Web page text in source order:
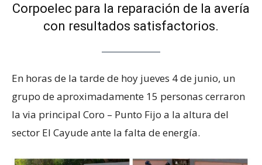
Corpoelec para la reparación de la avería
con resultados satisfactorios.
En horas de la tarde de hoy jueves 4 de junio, un
grupo de aproximadamente 15 personas cerraron
la via principal Coro – Punto Fijo a la altura del
sector El Cayude ante la falta de energía.